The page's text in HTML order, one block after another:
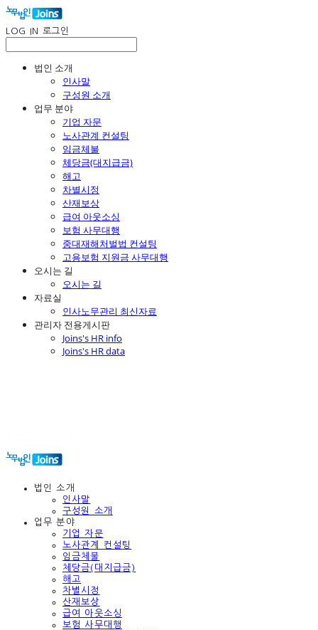
LOG IN 로그인
법인 소개
인사말
구성원 소개
업무 분야
기업 자문
노사관계 컨설팅
임금체불
체당금(대지급금)
해고
차별시정
산재보상
급여 아웃소싱
보험 사무대행
중대재해처벌법 컨설팅
고용보험 지원금 사무대행
오시는 길
오시는 길
자료실
인사노무관리 최신자료
관리자 전용게시판
Joins's HR info
Joins's HR data
법인 소개
인사말
구성원 소개
업무 분야
기업 자문
노사관계 컨설팅
임금체불
체당금(대지급금)
해고
차별시정
산재보상
급여 아웃소싱
보험 사무대행